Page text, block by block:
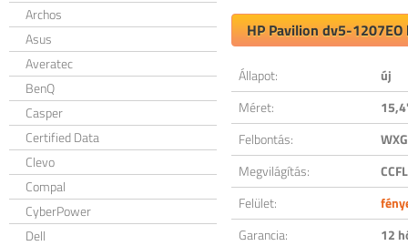
Archos
Asus
Averatec
BenQ
Casper
Certified Data
Clevo
Compal
CyberPower
Dell
HP Pavilion dv5-
Állapot:
új
Méret:
Felbontás:
Megvilágítás:
CCFL
Felület:
Garancia:
12